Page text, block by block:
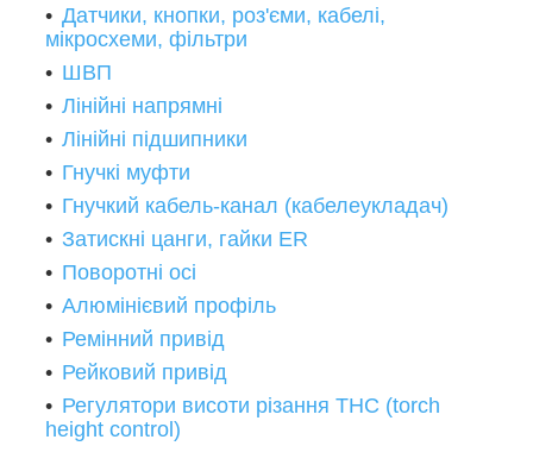
Датчики, кнопки, роз'єми, кабелі,
мікросхеми, фільтри
ШВП
Лінійні напрямні
Лінійні підшипники
Гнучкі муфти
Гнучкий кабель-канал (кабелеукладач)
Затискні цанги, гайки ER
Поворотні осі
Алюмінієвий профіль
Ремінний привід
Рейковий привід
Регулятори висоти різання THC (torch
height control)